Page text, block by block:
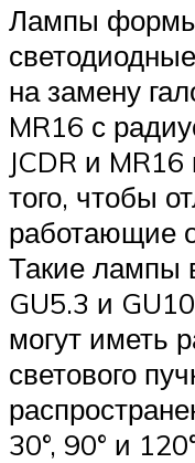
Лампы формы
на замену
MR16 с
JCDR и
того, чтобы
работающие
Такие лампы
GU5.3 и
могут иметь
светового
30°, 90° и